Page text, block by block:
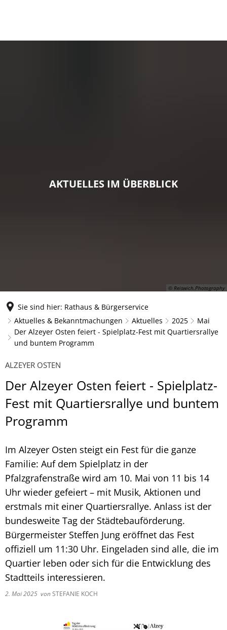
© Reiswich.Photography
AKTUELLES IM ÜBERBLICK
Sie sind hier: Rathaus & Bürgerservice
Aktuelles & Bekanntmachungen
Aktuelles 2025
Mai
Der Alzeyer Osten feiert - Spielplatz-Fest mit Quartiersrallye
und buntem Programm
ALZEYER OSTEN
Der Alzeyer Osten feiert - Spielplatz-
Fest mit Quartiersrallye und buntem
Programm
Im Alzeyer Osten steigt ein Fest für die ganze
Familie: Auf dem Spielplatz in der
Pfalzgrafenstraße wird am 10. Mai von 11 bis 14
Uhr wieder gefeiert – mit Musik, Aktionen und
erstmals mit einer Quartiersrallye. Anlass ist der
bundesweite Tag der Städtebauförderung.
Bürgermeister Steffen Jung eröffnet das Fest
offiziell um 11:30 Uhr. Eingeladen sind alle, die im
Quartier leben oder sich für die Entwicklung des
Stadtteils interessieren.
2. Mai 2025 vonSTEFANIE KOCH